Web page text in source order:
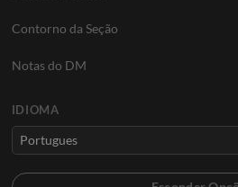
Contorno da Seção
Notas do DM
IDIOMA